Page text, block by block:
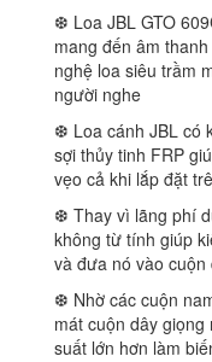
❆ Loa JBL GTO
mang đến âm
nghệ loa siêu trầm
người nghe
❆ Loa cánh JBL có
sợi thủy tinh FRP
vẹo cả khi lắp đặt
❆ Thay vì lãng phí
không từ tính giúp
và đưa nó vào cuộn
❆ Nhờ các cuộn
mát cuộn dây
suất lớn hơn làm